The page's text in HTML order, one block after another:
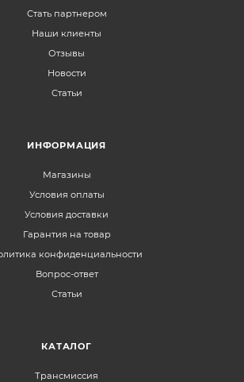
Стать партнером
Наши клиенты
Отзывы
Новости
Статьи
ИНФОРМАЦИЯ
Магазины
Условия оплаты
Условия доставки
Гарантия на товар
конфиденциальности
Вопрос-ответ
Статьи
КАТАЛОГ
Трансмиссия